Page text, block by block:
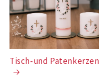
Tisch-und Patenkerzen